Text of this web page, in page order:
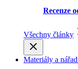
Recenze
Všechny články
Materiály a